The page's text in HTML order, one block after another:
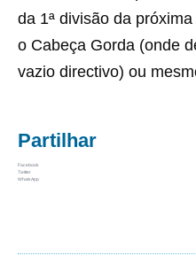
da 1ª divisão da
o Cabeça Gorda (onde
vazio directivo) ou
Partilhar
Facebook
Twitter
WhatsApp